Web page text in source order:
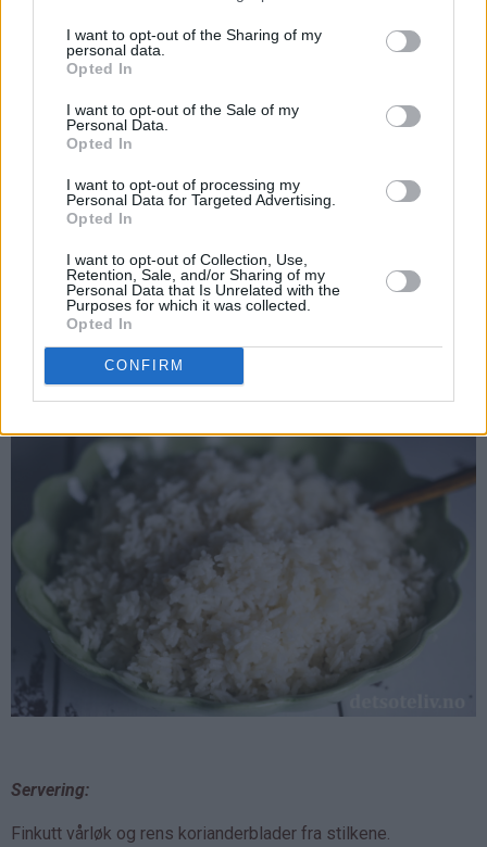
I want to opt-out of the Sharing of my
personal data.
Opted In
I want to opt-out of the Sale of my
Personal Data.
Opted In
I want to opt-out of processing my
Personal Data for Targeted Advertising.
Opted In
I want to opt-out of Collection, Use,
Retention, Sale, and/or Sharing of my
Personal Data that Is Unrelated with the
Purposes for which it was collected.
Opted In
CONFIRM
Ha hvitløksrisen over i en serveringsskål.
Servering:
Finkutt vårløk og rens korianderblader fra stilkene.